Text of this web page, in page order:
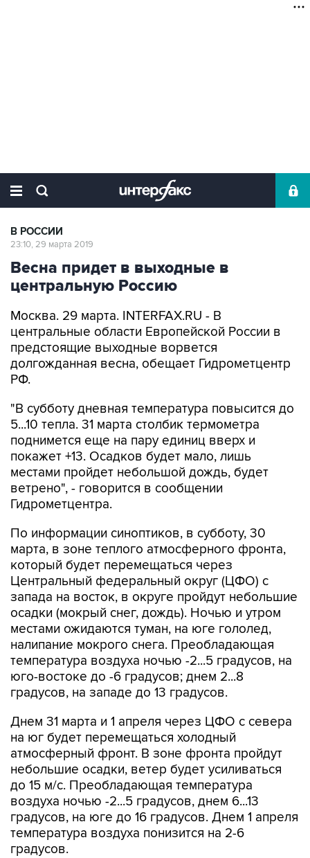
В РОССИИ
23:10, 29 марта 2019
Весна придет в выходные в
центральную Россию
Москва. 29 марта. INTERFAX.RU - В
центральные области Европейской России в
предстоящие выходные ворвется
долгожданная весна, обещает Гидрометцентр
РФ.
"В субботу дневная температура повысится до
5...10 тепла. 31 марта столбик термометра
поднимется еще на пару единиц вверх и
покажет +13. Осадков будет мало, лишь
местами пройдет небольшой дождь, будет
ветрено", - говорится в сообщении
Гидрометцентра.
По информации синоптиков, в субботу, 30
марта, в зоне теплого атмосферного фронта,
который будет перемещаться через
Центральный федеральный округ (ЦФО) с
запада на восток, в округе пройдут небольшие
осадки (мокрый снег, дождь). Ночью и утром
местами ожидаются туман, на юге гололед,
налипание мокрого снега. Преобладающая
температура воздуха ночью -2...5 градусов, на
юго-востоке до -6 градусов; днем 2...8
градусов, на западе до 13 градусов.
Днем 31 марта и 1 апреля через ЦФО с севера
на юг будет перемещаться холодный
атмосферный фронт. В зоне фронта пройдут
небольшие осадки, ветер будет усиливаться
до 15 м/с. Преобладающая температура
воздуха ночью -2...5 градусов, днем 6...13
градусов, на юге до 16 градусов. Днем 1 апреля
температура воздуха понизится на 2-6
градусов.